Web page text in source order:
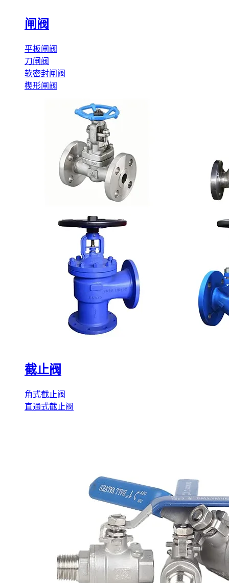
闸阀
平板闸阀
刀闸阀
软密封闸阀
楔形闸阀
截止阀
角式截止阀
直通式截止阀